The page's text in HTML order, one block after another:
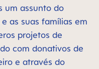
um assunto do
as suas famílias em
projetos de
com donativos de
e através do